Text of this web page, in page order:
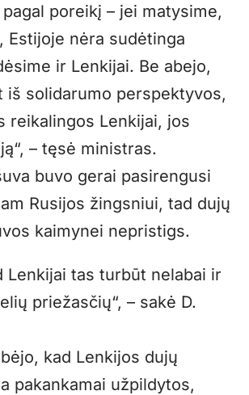
poreikį – jei matysime,
Estijoje nėra sudėtinga
ir Lenkijai. Be abejo,
iš solidarumo perspektyvos,
reikalingos Lenkijai, jos
– tęsė ministras.
buvo gerai pasirengusi
Rusijos žingsniui, tad dujų
kaimynei nepristigs.
Lenkijai tas turbūt nelabai ir
priežasčių“, – sakė D.
kad Lenkijos dujų
pakankamai užpildytos,